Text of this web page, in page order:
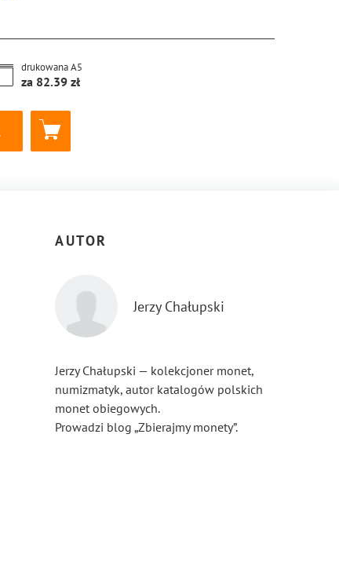
drukowanaA5
za 82.39
AUTOR
Jerzy Chałupski
Jerzy Chałupski — kolekcjoner monet,
numizmatyk, autor katalogów polskich
monet obiegowych.
Prowadzi blog „Zbierajmy monety”.